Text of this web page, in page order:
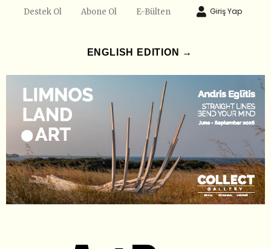
Destek Ol Abone Ol E-Bülten Giriş Yap
ENGLISH EDITION →